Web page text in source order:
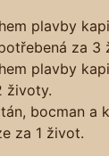
plavby
za 3
plavby
životy.
bocman a
za 1 život.